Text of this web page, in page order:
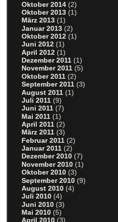
Oktober 2014 (2)
Oktober 2013 (1)
März 2013 (1)
Januar 2013 (2)
Oktober 2012 (1)
Juni 2012 (1)
April 2012 (1)
Dezember 2011 (1)
November 2011 (5)
Oktober 2011 (2)
September 2011 (3)
August 2011 (1)
Juli 2011 (9)
Juni 2011 (7)
Mai 2011 (1)
April 2011 (2)
März 2011 (3)
Februar 2011 (2)
Januar 2011 (2)
Dezember 2010 (7)
November 2010 (1)
Oktober 2010 (3)
September 2010 (9)
August 2010 (4)
Juli 2010 (4)
Juni 2010 (3)
Mai 2010 (5)
April 2010 (3)